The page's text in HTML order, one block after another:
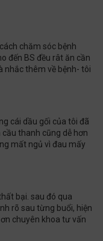
chăm sóc bệnh
đến BS đều rât ăn cần
nhắc thêm về bệnh- tôi
cái dầu gối của tôi đã
thanh cũng dễ hơn
mất ngủ vì đau mấy
bại. sau đó qua
rõ sau từng buổi, hiện
chuyên khoa tư vấn